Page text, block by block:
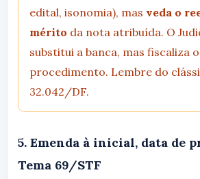
edital, isonomia), mas veda o
mérito da nota atribuída. O
substitui a banca, mas fiscaliza o
procedimento. Lembre do
32.042/DF.
5. Emenda à inicial, data de
Tema 69/STF